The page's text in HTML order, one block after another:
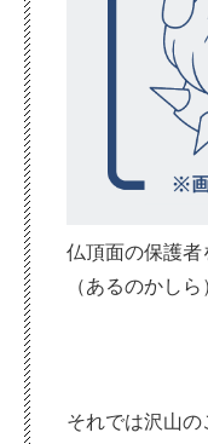
仏頂面の保護者
（あるのかし
それでは沢山の